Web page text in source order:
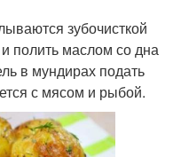
зубочисткой
полить маслом со дна
в мундирах подать
с мясом и рыбой.